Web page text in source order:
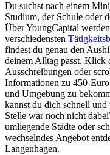
Du suchst nach einem
Studium, der Schule oder
Über YoungCapital
verschiedensten
findest du genau den
deinem Alltag passt. Klick
Ausschreibungen oder
Informationen zu 450-
und Umgebung zu
kannst du dich schnell
Stelle war noch nicht
umliegende Städte oder
wechselndes Angebot
Langenhagen.